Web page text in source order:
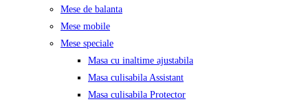
Mese de balanta
Mese mobile
Mese speciale
Masa cu inaltime ajustabila
Masa culisabila Assistant
Masa culisabila Protector